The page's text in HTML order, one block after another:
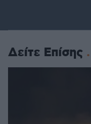
Δείτε Επίσης